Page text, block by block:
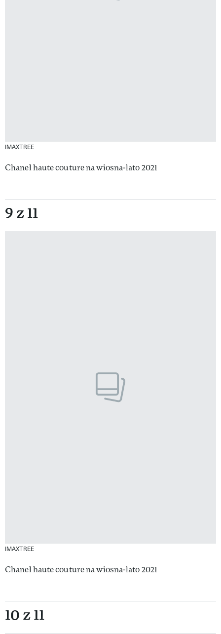
IMAXTREE
Chanel haute couture na wiosna-lato 2021
9 z 11
IMAXTREE
Chanel haute couture na wiosna-lato 2021
10 z 11